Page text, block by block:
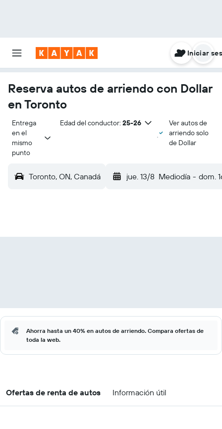
Iniciar
Reserva autos de arriendo con Dollar
en Toronto
Entrega
en el
mismo
punto
Edad del conductor: 25-26
Ver autos de
arriendo solo
de Dollar
Toronto, ON, Canadá jue. 13/8 Mediodía - dom.
Ahorra hasta un 40% en autos de arriendo. Compara ofertas de
toda la web.
Ofertas de renta de autos Información útil